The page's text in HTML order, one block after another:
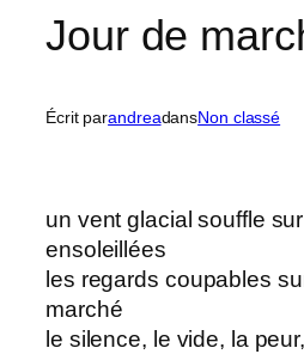
Jour de
Écrit parandreadansNon classé
un vent glacial souffle
ensoleillées
les regards coupables
marché
le silence, le vide, la